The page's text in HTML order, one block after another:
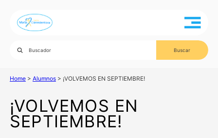
Home > Alumnos > ¡VOLVEMOS EN SEPTIEMBRE!
¡VOLVEMOS EN
SEPTIEMBRE!